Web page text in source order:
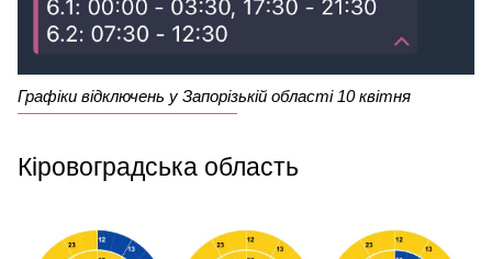
Графіки відключень у Запорізькій області 10 квітня
Кіровоградська область